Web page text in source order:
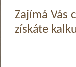
Zajímá Vás
získáte